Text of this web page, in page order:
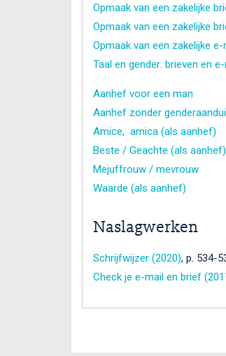
Opmaak van een zakelijke
Opmaak van een zakelijke
Opmaak van een zakelijke
Taal en gender: brieven en
Aanhef voor een man
Aanhef zonder
Amice, amica (als aanhef)
Beste / Geachte (als aanhef)
Mejuffrouw / mevrouw
Waarde (als aanhef)
Naslagwerken
Schrijfwijzer (2020), p. 534-
Check je e-mail en brief